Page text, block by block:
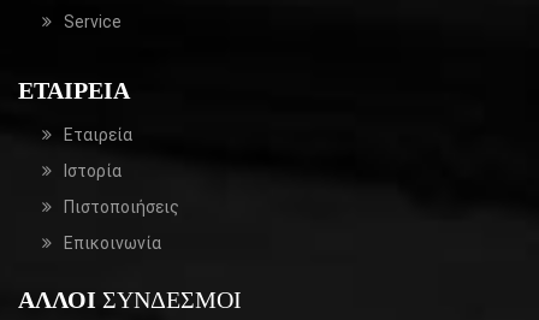
Service
ΕΤΑΙΡΕΊΑ
Εταιρεία
Ιστορία
Πιστοποιήσεις
Επικοινωνία
ΆΛΛΟΙ ΣΎΝΔΕΣΜΟΙ